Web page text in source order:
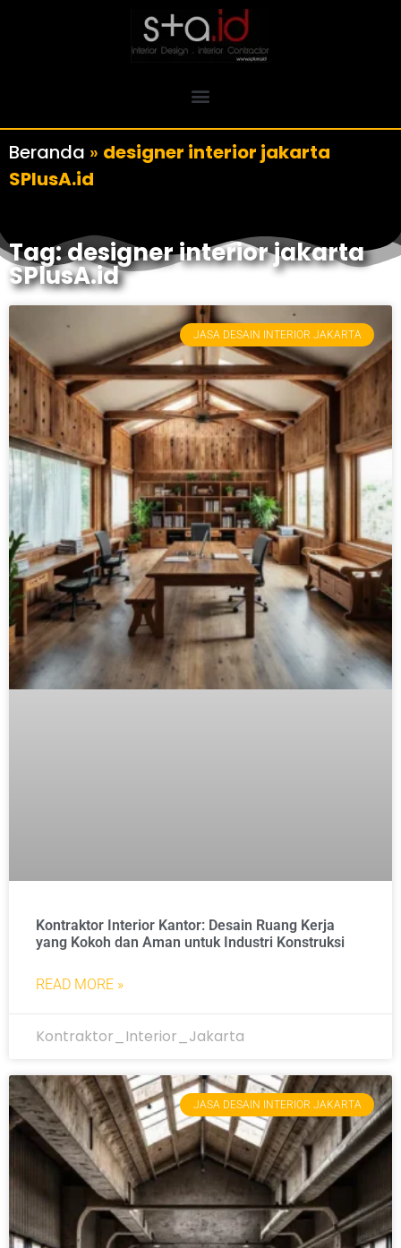
Beranda » designer interior jakarta
SPlusA.id
Tag: designer interior jakarta
SPlusA.id
JASA DESAIN INTERIOR JAKARTA
Kontraktor Interior Kantor: Desain Ruang Kerja
yang Kokoh dan Aman untuk Industri Konstruksi
READ MORE »
Kontraktor_Interior_Jakarta
JASA DESAIN INTERIOR JAKARTA